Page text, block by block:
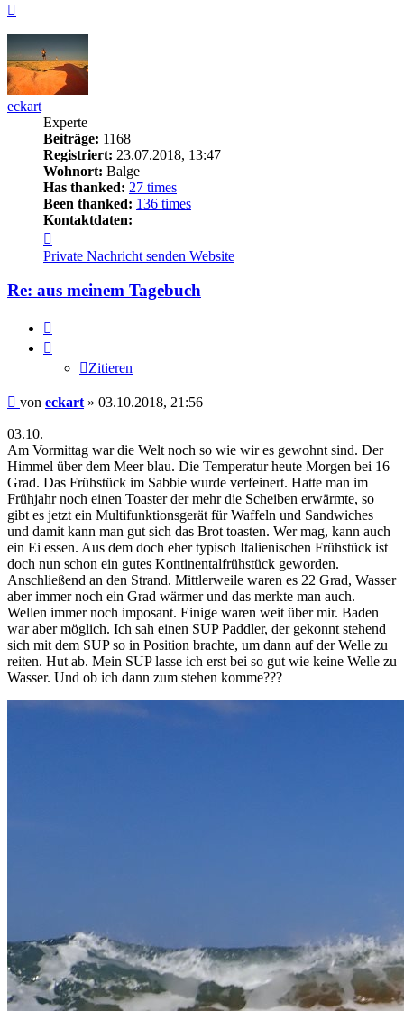
eckart
Experte
Beiträge: 1168
Registriert: 23.07.2018, 13:47
Wohnort: Balge
Has thanked: 27 times
Been thanked: 136 times
Kontaktdaten:
von
eckart
Private Nachricht senden Website
Re: aus meinem Tagebuch
Zitieren
Beitrag
von eckart » 03.10.2018, 21:56
03.10.
Am Vormittag war die Welt noch so wie wir es gewohnt sind. Der
Himmel über dem Meer blau. Die Temperatur heute Morgen bei 16
Grad. Das Frühstück im Sabbie wurde verfeinert. Hatte man im
Frühjahr noch einen Toaster der mehr die Scheiben erwärmte, so
gibt es jetzt ein Multifunktionsgerät für Waffeln und Sandwiches
und damit kann man gut sich das Brot toasten. Wer mag, kann auch
ein Ei essen. Aus dem doch eher typisch Italienischen Frühstück ist
doch nun schon ein gutes Kontinentalfrühstück geworden.
Anschließend an den Strand. Mittlerweile waren es 22 Grad, Wasser
aber immer noch ein Grad wärmer und das merkte man auch.
Wellen immer noch imposant. Einige waren weit über mir. Baden
war aber möglich. Ich sah einen SUP Paddler, der gekonnt stehend
sich mit dem SUP so in Position brachte, um dann auf der Welle zu
reiten. Hut ab. Mein SUP lasse ich erst bei so gut wie keine Welle zu
Wasser. Und ob ich dann zum stehen komme???